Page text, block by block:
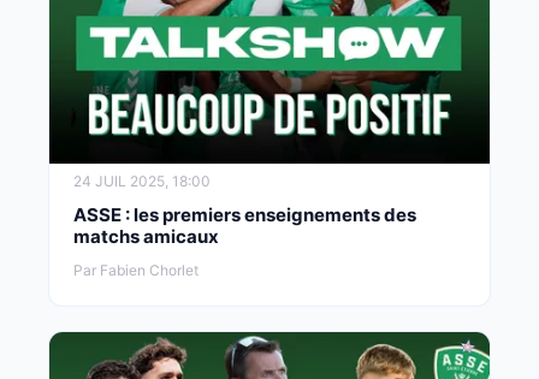
24 JUIL 2025, 18:00
ASSE : les premiers enseignements des
matchs amicaux
Par Fabien Chorlet